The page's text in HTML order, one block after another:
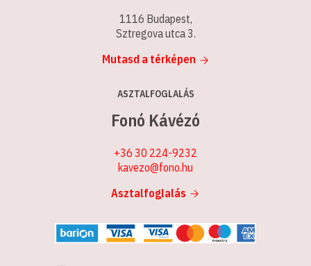
1116 Budapest,
Sztregova utca 3.
Mutasd a térképen
ASZTALFOGLALÁS
Fonó Kávézó
+36 30 224-9232
kavezo@fono.hu
Asztalfoglalás